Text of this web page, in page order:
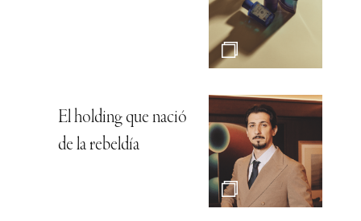
El holding que nació
de la rebeldía